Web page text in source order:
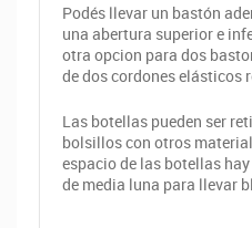
Podés llevar un bastón
una abertura superior e
otra opcion para dos
de dos cordones elásticos
Las botellas pueden ser
bolsillos con otros
espacio de las botellas
de media luna para llevar